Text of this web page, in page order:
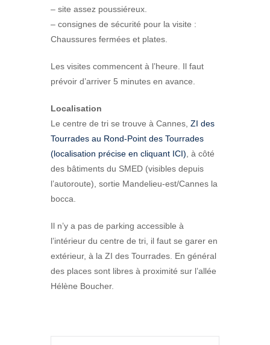
– site assez poussiéreux.
– consignes de sécurité pour la visite :
Chaussures fermées et plates.
Les visites commencent à l’heure. Il faut
prévoir d’arriver 5 minutes en avance.
Localisation
Le centre de tri se trouve à Cannes, ZI des
Tourrades au Rond-Point des Tourrades
(localisation précise en cliquant ICI), à côté
des bâtiments du SMED (visibles depuis
l’autoroute), sortie Mandelieu-est/Cannes la
bocca.
Il n’y a pas de parking accessible à
l’intérieur du centre de tri, il faut se garer en
extérieur, à la ZI des Tourrades. En général
des places sont libres à proximité sur l’allée
Hélène Boucher.